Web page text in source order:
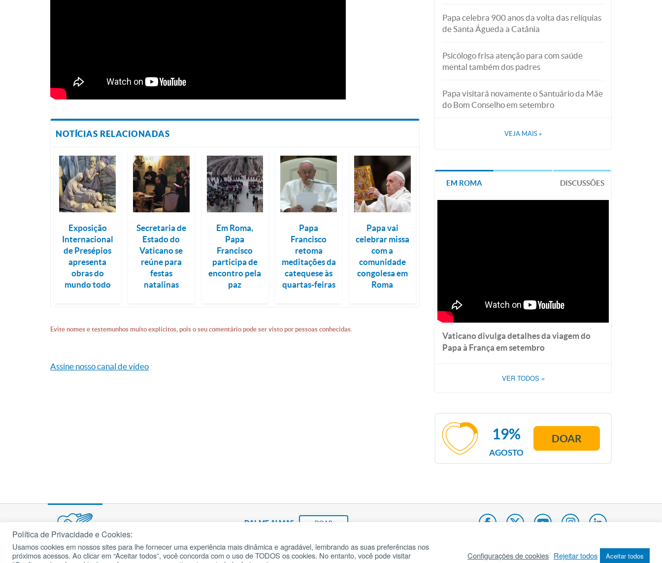
NOTÍCIAS RELACIONADAS
Exposição
Internacional
de Presépios
apresenta
obras do
mundo todo
Secretaria de
Estado do
Vaticano se
reúne para
festas
natalinas
Em Roma,
Papa
Francisco
participa de
encontro pela
paz
Papa
Francisco
retoma
meditações da
catequese às
quartas-feiras
Papa vai
celebrar missa
com a
comunidade
congolesa em
Roma
Evite nomes e testemunhos muito explícitos, pois o seu comentário pode ser visto por pessoas conhecidas.
Assine nosso canal de vídeo
Papa celebra 900 anos da volta das relíquias
de Santa Águeda a Catânia
Psicólogo frisa atenção para com saúde
mental também dos padres
Papa visitará novamente o Santuário da Mãe
do Bom Conselho em setembro
VEJA MAIS »
EM ROMA DISCUSSÕES
Vaticano divulga detalhes da viagem do
Papa à França em setembro
VER TODOS »
AGOSTO
19% DOAR
DAI-ME ALMAS DOAR
Fundação João Paulo II Pedido de Oração Mapa do site Internacional
cancaonova.com© 2002 – 2026
Todos os direitos reservados.
Política de Privacidade e Cookies:
Usamos cookies em nossos sites para lhe fornecer uma experiência mais dinâmica e agradável, lembrando as suas preferências nos
próximos acessos. Ao clicar em “Aceitar todos”, você concorda com o uso de TODOS os cookies. No entanto, você pode visitar
Configurações de cookies Rejeitar todos Aceitar todos